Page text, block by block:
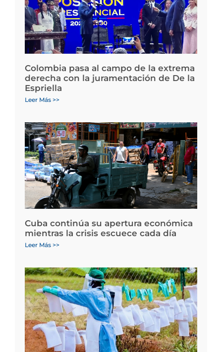
Colombia pasa al campo de la extrema
derecha con la juramentación de De la
Espriella
Leer Más >>
Cuba continúa su apertura económica
mientras la crisis escuece cada día
Leer Más >>